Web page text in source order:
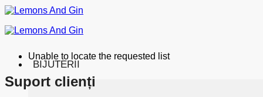
BIJUTERII
Unable to locate the requested list
Suport clienți